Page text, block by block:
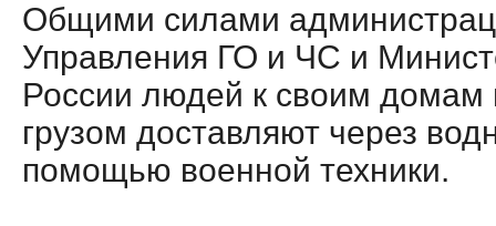
Общими силами
Управления ГО и ЧС и
России людей к своим
грузом доставляют через
помощью военной техники.